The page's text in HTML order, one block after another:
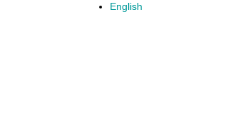
English